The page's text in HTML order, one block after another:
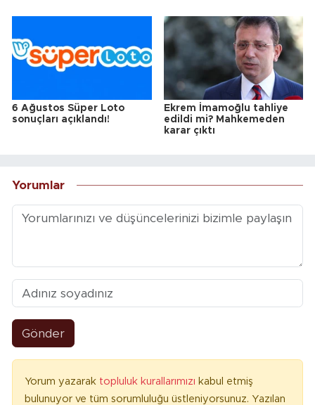
6 Ağustos Süper Loto
sonuçları açıklandı!
Ekrem İmamoğlu tahliye
edildi mi? Mahkemeden
karar çıktı
Yorumlar
Gönder
Yorum yazarak topluluk kurallarımızı kabul etmiş
bulunuyor ve tüm sorumluluğu üstleniyorsunuz. Yazılan